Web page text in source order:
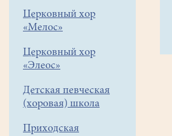
Церковный хор
«Мелос»
Церковный хор
«Элеос»
Детская певческая
(хоровая) школа
Приходская